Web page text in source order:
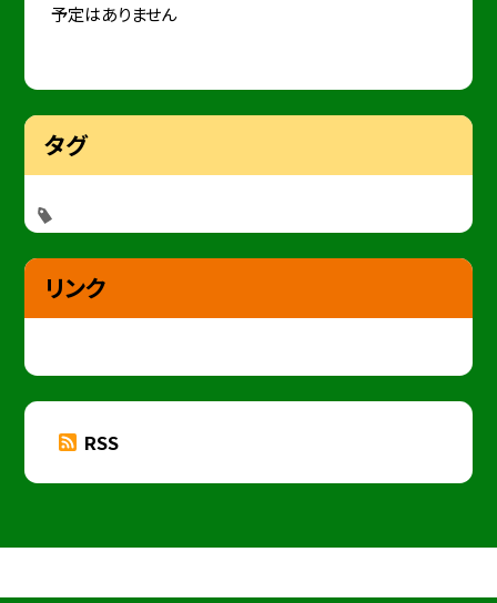
予定はありません
タグ
リンク
RSS